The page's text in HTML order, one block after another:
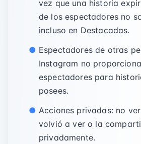
vez que una historia
de los espectadores no
incluso en Destacadas.
Espectadores de otras
Instagram no
espectadores para
posees.
Acciones privadas: no
volvió a ver o la
privadamente.